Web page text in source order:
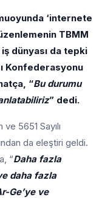
‘internete
TBMM
dünyası da tepki
Konfederasyonu
“Bu durumu
” dedi.
5651 Sayılı
da eleştiri geldi.
“Daha fazla
daha fazla
Ge’ye ve